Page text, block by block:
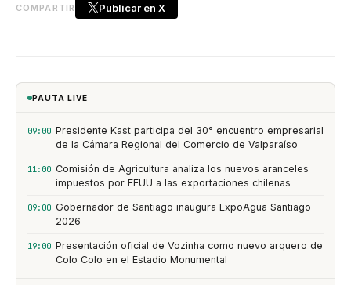
COMPARTIR Publicar en X
PAUTA LIVE
09:00 Presidente Kast participa del 30° encuentro empresarial
de la Cámara Regional del Comercio de Valparaíso
11:00 Comisión de Agricultura analiza los nuevos aranceles
impuestos por EEUU a las exportaciones chilenas
09:00 Gobernador de Santiago inaugura ExpoAgua Santiago
2026
19:00 Presentación oficial de Vozinha como nuevo arquero de
Colo Colo en el Estadio Monumental